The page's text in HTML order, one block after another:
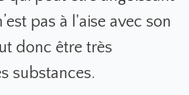
pas à l'aise avec son
donc être très
substances.